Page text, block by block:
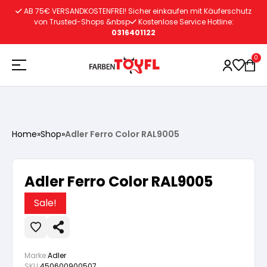
Vorbereitung
Wasserlösliche Grundierung
Lacke
Vorbereitung
Autoreparatur
Vorbereitung
Innenfarben
AB 75€ VERSANDKOSTENFREI! Sicher einkaufen mit Käuferschutz
von Trusted-Shops &nbsp
Kostenlose Service Hotline:
0316401122
0
Home»Shop»Adler Ferro Color RAL9005
Adler Ferro Color RAL9005
Sale!
Marke:Adler